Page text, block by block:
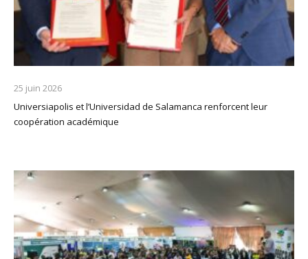
25 juin 2026
Universiapolis et l’Universidad de Salamanca renforcent leur
coopération académique